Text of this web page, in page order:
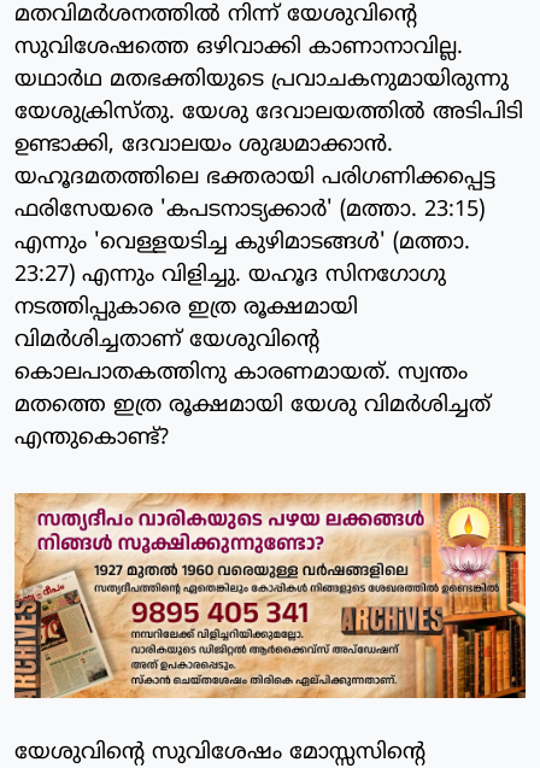
മതവിമര്‍ശനത്തില്‍ നിന്ന് യേശുവിന്റെ
സുവിശേഷത്തെ ഒഴിവാക്കി കാണാനാവില്ല.
യഥാര്‍ഥ മതഭക്തിയുടെ പ്രവാചകനുമായിരുന്നു
യേശുക്രിസ്തു. യേശു ദേവാലയത്തില്‍ അടിപിടി
ഉണ്ടാക്കി, ദേവാലയം ശുദ്ധമാക്കാന്‍.
യഹൂദമതത്തിലെ ഭക്തരായി പരിഗണിക്കപ്പെട്ട
ഫരിസേയരെ 'കപടനാട്യക്കാര്‍' (മത്താ. 23:15)
എന്നും 'വെള്ളയടിച്ച കുഴിമാടങ്ങള്‍' (മത്താ.
23:27) എന്നും വിളിച്ചു. യഹൂദ സിനഗോഗു
നടത്തിപ്പുകാരെ ഇത്ര രൂക്ഷമായി
വിമര്‍ശിച്ചതാണ് യേശുവിന്റെ
കൊലപാതകത്തിനു കാരണമായത്. സ്വന്തം
മതത്തെ ഇത്ര രൂക്ഷമായി യേശു വിമര്‍ശിച്ചത്
എന്തുകൊണ്ട്?
യേശുവിന്റെ സുവിശേഷം മോസ്സസിന്റെ